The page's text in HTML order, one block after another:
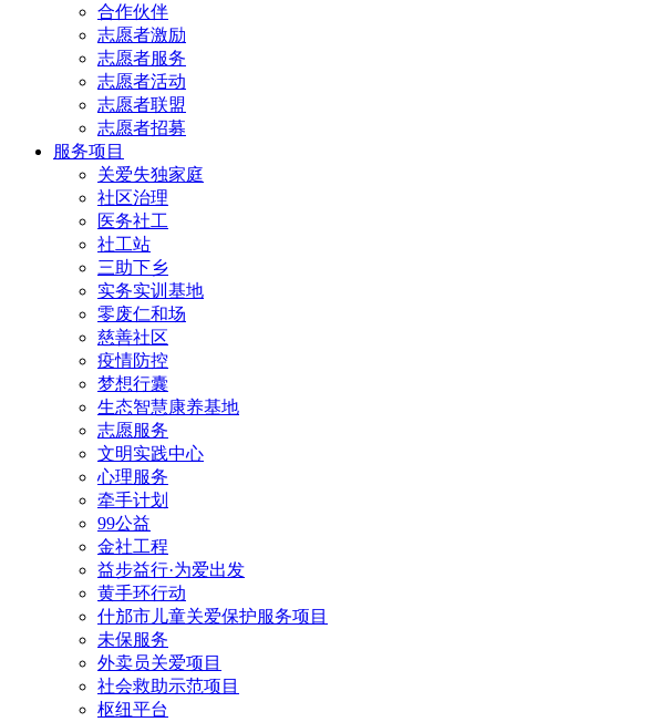
合作伙伴
志愿者激励
志愿者服务
志愿者活动
志愿者联盟
志愿者招募
服务项目
关爱失独家庭
社区治理
医务社工
社工站
三助下乡
实务实训基地
零废仁和场
慈善社区
疫情防控
梦想行囊
生态智慧康养基地
志愿服务
文明实践中心
心理服务
牵手计划
99公益
金社工程
益步益行·为爱出发
黄手环行动
什邡市儿童关爱保护服务项目
未保服务
外卖员关爱项目
社会救助示范项目
枢纽平台